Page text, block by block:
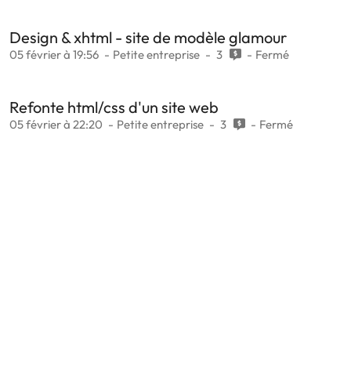
Design & xhtml - site de modèle glamour
05 février à 19:56 Petite entreprise 3 Fermé
Refonte html/css d'un site web
05 février à 22:20 Petite entreprise 3 Fermé